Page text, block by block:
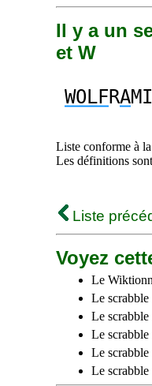
Il y a un
et W
WOLFRAMI
Liste conforme à
Les définitions
Liste
Voyez
Le
Le scrabble
Le scrabble
Le scrabble
Le
Le